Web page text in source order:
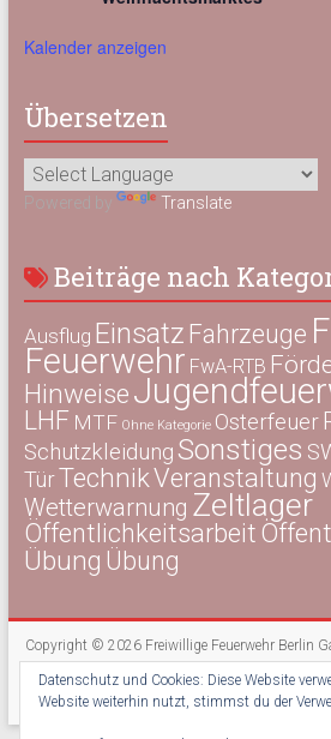
Kalender anzeigen
Übersetzen
Powered by Translate
Beiträge nach
Ausflug Einsatz Fahrzeuge
Feuerwehr FwA-RTB
Hinweise
LHF MTF Ohne Kategorie Osterfeuer
SchutzkleidungSonstiges
TürTechnikVeranstaltung
Wetterwarnung Zeltlager
Öffentlichkeitsarbeit
Übung Übung
Copyright © 2026 Freiwillige Feuerwehr Berlin
Theme:
Accelerate von ThemeGrill.
Kontakt
Impressum
Datenschutz und Cookies: Diese Website
Website weiterhin nutzt, stimmst du der